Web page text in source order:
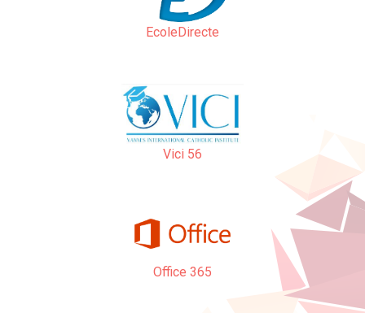
EcoleDirecte
Vici 56
Office 365